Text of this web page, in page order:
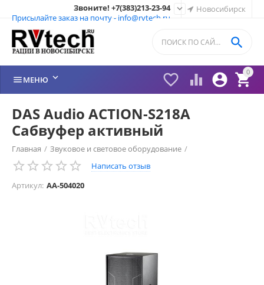
Новосибирск
Звоните! +7(383)213-23-94
Присылайте заказ на почту - info@rvtech.ru

0


 

МЕНЮ 
DAS Audio ACTION-S218A
Сабвуфер активный
Главная / Звуковое и световое оборудование /
Сабвуферы активные
/
Написать отзыв
Артикул: AA-504020